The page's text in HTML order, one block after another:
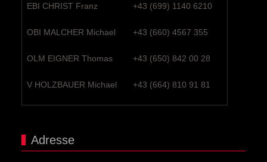
EBI CHRIST Franz +43 (699) 1140 6210
OBI MALCHER Michael +43 (660) 4567 355
OLM EIGNER Thomas +43 (650) 842 00 28
V HOLZBAUER Michael +43 (664) 810 91 81
Adresse